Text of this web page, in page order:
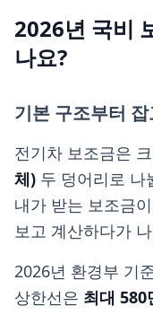
2026년 국비
나요?
기본 구조부터
전기차 보조금은
체) 두 덩어리로 나
내가 받는 보조금
보고 계산하다가
2026년 환경부 기
상한선은 최대 580